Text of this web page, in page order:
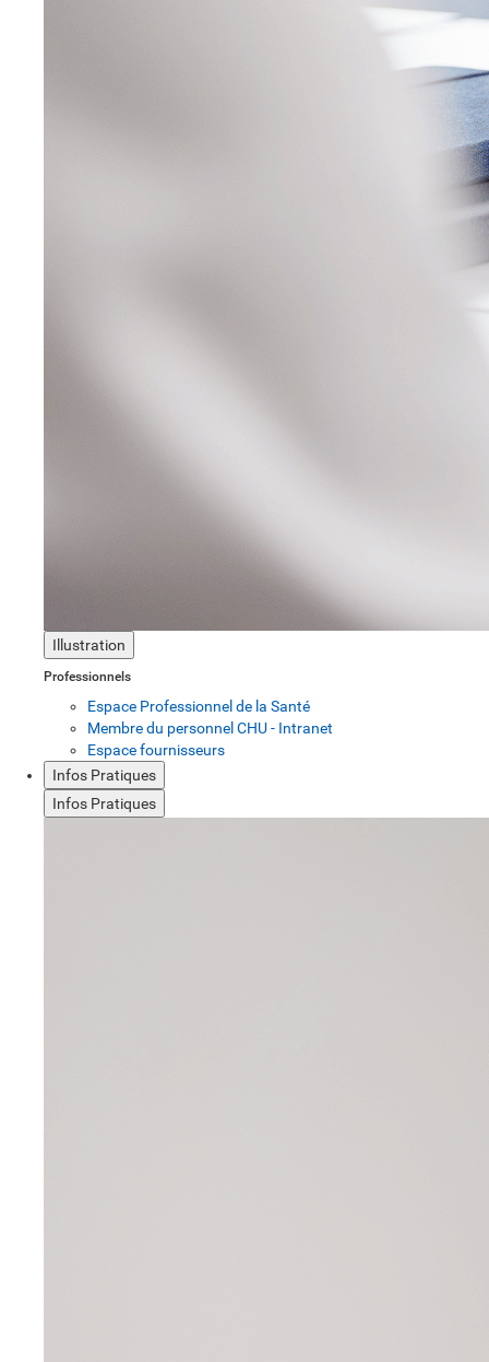
Illustration
Professionnels
Espace Professionnel de la Santé
Membre du personnel CHU - Intranet
Espace fournisseurs
Infos Pratiques
Infos Pratiques